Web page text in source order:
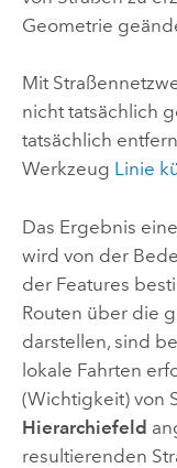
Geometrie
Mit
nicht tatsächlich
tatsächlich
Werkzeug Linie
Das Ergebnis
wird von der
der Features
Routen über die
darstellen, sind
lokale Fahrten
(Wichtigkeit) von
Hierarchiefeld
resultierenden